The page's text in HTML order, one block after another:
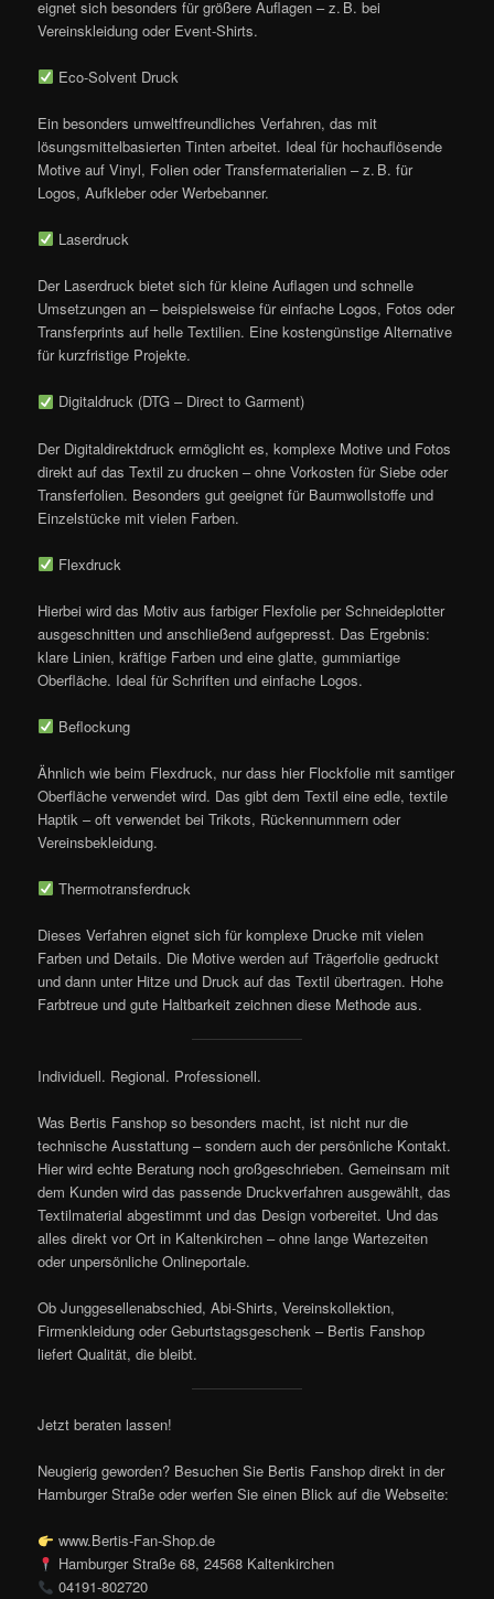
eignet sich besonders für größere Auflagen – z. B. bei
Vereinskleidung oder Event-Shirts.
Eco-Solvent Druck
Ein besonders umweltfreundliches Verfahren, das mit
lösungsmittelbasierten Tinten arbeitet. Ideal für hochauflösende
Motive auf Vinyl, Folien oder Transfermaterialien – z. B. für
Logos, Aufkleber oder Werbebanner.
Laserdruck
Der Laserdruck bietet sich für kleine Auflagen und schnelle
Umsetzungen an – beispielsweise für einfache Logos, Fotos oder
Transferprints auf helle Textilien. Eine kostengünstige Alternative
für kurzfristige Projekte.
Digitaldruck (DTG – Direct to Garment)
Der Digitaldirektdruck ermöglicht es, komplexe Motive und Fotos
direkt auf das Textil zu drucken – ohne Vorkosten für Siebe oder
Transferfolien. Besonders gut geeignet für Baumwollstoffe und
Einzelstücke mit vielen Farben.
Flexdruck
Hierbei wird das Motiv aus farbiger Flexfolie per Schneideplotter
ausgeschnitten und anschließend aufgepresst. Das Ergebnis:
klare Linien, kräftige Farben und eine glatte, gummiartige
Oberfläche. Ideal für Schriften und einfache Logos.
Beflockung
Ähnlich wie beim Flexdruck, nur dass hier Flockfolie mit samtiger
Oberfläche verwendet wird. Das gibt dem Textil eine edle, textile
Haptik – oft verwendet bei Trikots, Rückennummern oder
Vereinsbekleidung.
Thermotransferdruck
Dieses Verfahren eignet sich für komplexe Drucke mit vielen
Farben und Details. Die Motive werden auf Trägerfolie gedruckt
und dann unter Hitze und Druck auf das Textil übertragen. Hohe
Farbtreue und gute Haltbarkeit zeichnen diese Methode aus.
Individuell. Regional. Professionell.
Was Bertis Fanshop so besonders macht, ist nicht nur die
technische Ausstattung – sondern auch der persönliche Kontakt.
Hier wird echte Beratung noch großgeschrieben. Gemeinsam mit
dem Kunden wird das passende Druckverfahren ausgewählt, das
Textilmaterial abgestimmt und das Design vorbereitet. Und das
alles direkt vor Ort in Kaltenkirchen – ohne lange Wartezeiten
oder unpersönliche Onlineportale.
Ob Junggesellenabschied, Abi-Shirts, Vereinskollektion,
Firmenkleidung oder Geburtstagsgeschenk – Bertis Fanshop
liefert Qualität, die bleibt.
Jetzt beraten lassen!
Neugierig geworden? Besuchen Sie Bertis Fanshop direkt in der
Hamburger Straße oder werfen Sie einen Blick auf die Webseite:
www.Bertis-Fan-Shop.de
Hamburger Straße 68, 24568 Kaltenkirchen
04191-802720